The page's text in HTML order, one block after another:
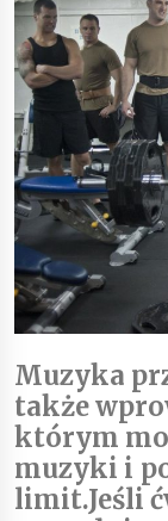
Muzyka
także
którym
muzyki i
limit.Jeśli